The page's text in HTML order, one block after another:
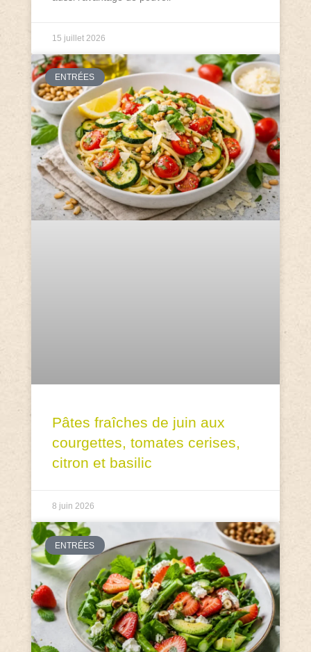
15 juillet 2026
ENTRÉES
Pâtes fraîches de juin aux
courgettes, tomates cerises,
citron et basilic
8 juin 2026
ENTRÉES